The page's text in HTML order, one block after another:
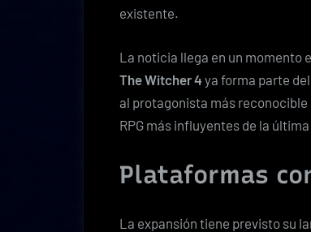
existente.
La noticia llega en un momento
The Witcher 4 ya forma parte
al protagonista más reconocible
RPG más influyentes de la
Plataformas
La expansión tiene previsto su